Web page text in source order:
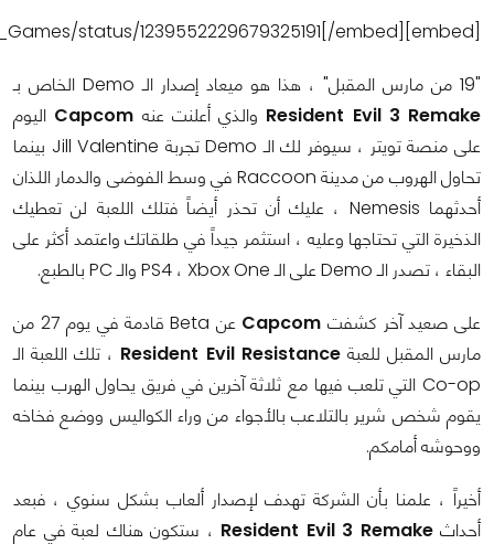
"19 من مارس المقبل" ، هذا هو ميعاد إصدار الـ Demo الخاص بـ
Resident Evil 3 Remake والذي أعلنت عنه Capcom اليوم
على منصة تويتر ، سيوفر لك الـ Demo تجربة Jill Valentine بينما
تحاول الهروب من مدينة Raccoon في وسط الفوضى والدمار اللذان
أحدثهما Nemesis ، عليك أن تحذر أيضاً فتلك اللعبة لن تعطيك
الذخيرة التي تحتاجها وعليه ، استثمر جيداً في طلقاتك واعتمد أكثر على
البقاء ، تصدر الـ Demo على الـ PS4 ، Xbox One والـ PC بالطبع.
على صعيد آخر كشفت Capcom
عن Beta قادمة في يوم 27 من
مارس المقبل للعبةResident Evil Resistance ، تلك اللعبة الـ
Co-op التي تلعب فيها مع ثلاثة آخرين في فريق يحاول الهرب بينما
يقوم شخص شرير بالتلاعب بالأجواء من وراء الكواليس ووضع فخاخه
ووحوشه أمامكم.
أخيراً ، علمنا بأن الشركة تهدف لإصدار ألعاب بشكل سنوي ، فبعد
أحداثResident Evil 3 Remake ، ستكون هناك لعبة في عام